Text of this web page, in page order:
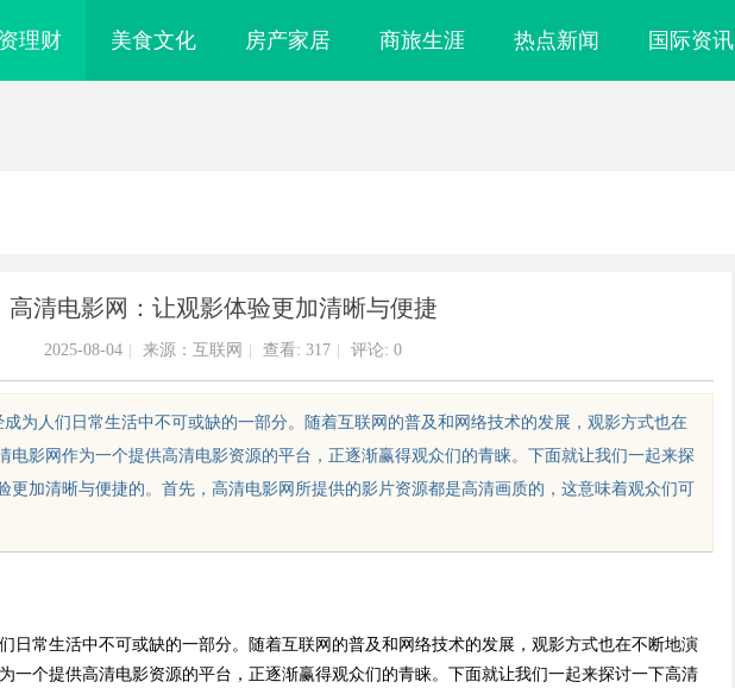
理财 美食文化 房产家居 商旅生涯 热点新闻 国际资讯
高清电影网：让观影体验更加清晰与便捷
2025-08-04 来源：互联网 查看: 317 评论: 0
为人们日常生活中不可或缺的一部分。随着互联网的普及和网络技术的发展，观影方式也在
电影网作为一个提供高清电影资源的平台，正逐渐赢得观众们的青睐。下面就让我们一起来探
更加清晰与便捷的。首先，高清电影网所提供的影片资源都是高清画质的，这意味着观众们可
日常生活中不可或缺的一部分。随着互联网的普及和网络技术的发展，观影方式也在不断地演
一个提供高清电影资源的平台，正逐渐赢得观众们的青睐。下面就让我们一起来探讨一下高清